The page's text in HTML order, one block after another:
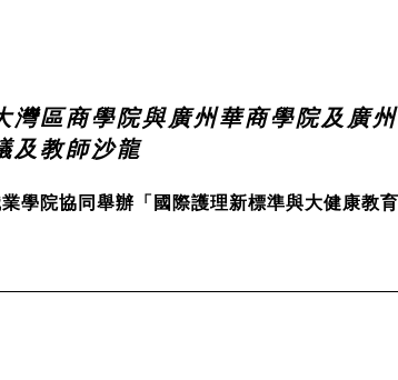
區商學院與廣州華商學院及廣
及教師沙龍
學院協同舉辦「國際護理新標準與大健康教